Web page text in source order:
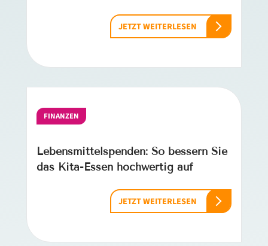
JETZT WEITERLESEN
FINANZEN
Lebensmittelspenden: So bessern Sie
das Kita-Essen hochwertig auf
JETZT WEITERLESEN